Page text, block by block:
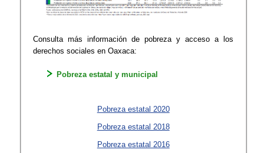
Consulta más información de pobreza y acceso a los
derechos sociales en Oaxaca:
Pobreza estatal y municipal
Pobreza estatal 2020
Pobreza estatal 2018
Pobreza estatal 2016